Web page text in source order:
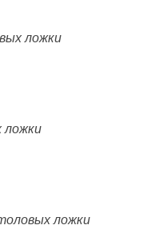
ложки
ложки
ложки